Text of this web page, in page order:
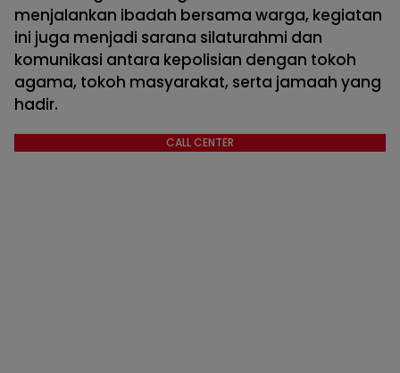
menjalankan ibadah bersama warga, kegiatan
ini juga menjadi sarana silaturahmi dan
komunikasi antara kepolisian dengan tokoh
agama, tokoh masyarakat, serta jamaah yang
hadir.
CALL CENTER